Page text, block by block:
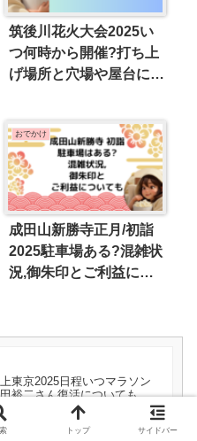
筑後川花火大会2025い
つ何時から開催?打ち上
げ場所と穴場や屋台につ
おでかけ
成田山新勝寺正月/初詣
2025駐車場ある?混雑状
況,御朱印とご利益につ
東京2025日程いつマラソン
裕二さん復活についても
トップ サイドバー